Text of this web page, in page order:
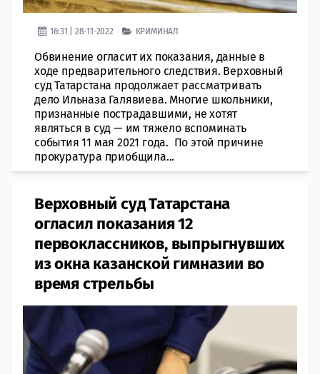
16:31 | 28-11-2022 КРИМИНАЛ
Обвинение огласит их показания, данные в
ходе предварительного следствия. Верховный
суд Татарстана продолжает рассматривать
дело Ильназа Галявиева. Многие школьники,
признанные пострадавшими, не хотят
являться в суд — им тяжело вспоминать
события 11 мая 2021 года. По этой причине
прокуратура приобщила...
Верховный суд Татарстана
огласил показания 12
первоклассников, выпрыгнувших
из окна казанской гимназии во
время стрельбы